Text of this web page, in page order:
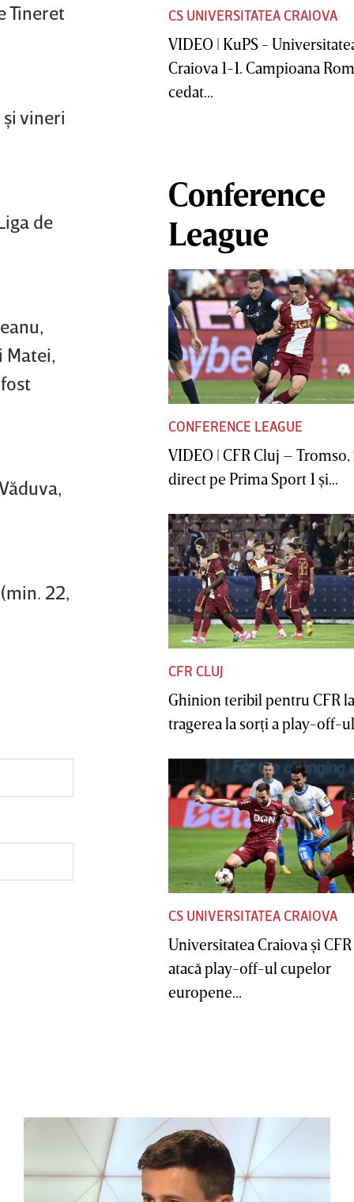
Tineret
vineri
de
Matei,
22,
CS UNIVERSITATEA CRAIOVA
VIDEO | KuPS -
Craiova 1-1. Campioana
cedat...
Conference
League
CONFERENCE LEAGUE
VIDEO | CFR Cluj –
direct pe Prima Sport 1 şi...
CFR CLUJ
Ghinion teribil pentru CFR la
tragerea la sorţi a play-off-
CS UNIVERSITATEA CRAIOVA
Universitatea Craiova şi
atacă play-off-ul cupelor
europene...